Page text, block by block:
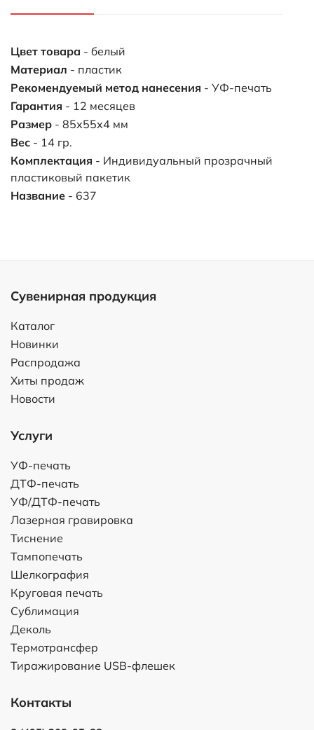
Цвет товара - белый
Материал - пластик
Рекомендуемый метод нанесения - УФ-печать
Гарантия - 12 месяцев
Размер - 85х55х4 мм
Вес - 14 гр.
Комплектация - Индивидуальный прозрачный
пластиковый пакетик
Название - 637
Сувенирная продукция
Каталог
Новинки
Распродажа
Хиты продаж
Новости
Услуги
УФ-печать
ДТФ-печать
УФ/ДТФ-печать
Лазерная гравировка
Тиснение
Тампопечать
Шелкография
Круговая печать
Сублимация
Деколь
Термотрансфер
Тиражирование USB-флешек
Контакты